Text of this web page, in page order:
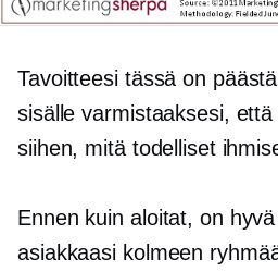
Tavoitteesi tässä on
sisälle varmistaaksesi,
siihen, mitä todelliset
Ennen kuin aloitat, on
asiakkaasi kolmeen